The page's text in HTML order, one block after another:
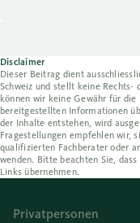
Disclaimer
Dieser Beitrag dient
Schweiz und stellt keine Rechts-
können wir keine Gewähr für
bereitgestellten Informationen
der Inhalte entstehen, wird
Fragestellungen empfehlen wir,
qualifizierten Fachberater oder
wenden. Bitte beachten Sie,
Links übernehmen.
Privatpersonen